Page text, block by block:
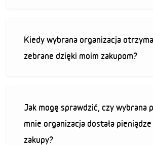
Kiedy wybrana organizacja
zebrane dzięki moim zakupom?
Jak mogę sprawdzić, czy wybrana
mnie organizacja dostała
zakupy?